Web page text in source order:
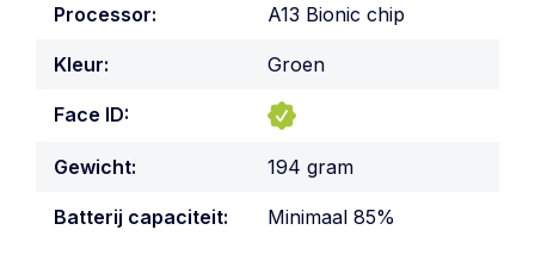
Processor: A13 Bionic chip
Kleur: Groen
Face ID:
Gewicht: 194 gram
Batterij capaciteit: Minimaal 85%